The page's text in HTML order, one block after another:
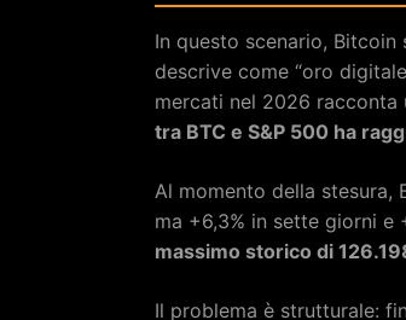
In questo scenario,
descrive come “oro
mercati nel 2026 racconta
tra BTC e S&P 500 ha
Al momento della stesura,
ma +6,3% in sette giorni e
massimo storico di
Il problema è strutturale: